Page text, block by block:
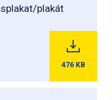
plakát
476 KB